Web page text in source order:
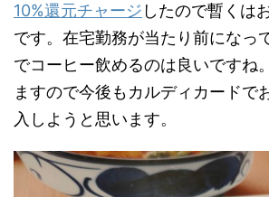
10%還元チャージ したので暫くは
です。在宅勤務が当たり前になっ
でコーヒー飲めるのは良いですね
ますので今後もカルディカードで
入しようと思います。